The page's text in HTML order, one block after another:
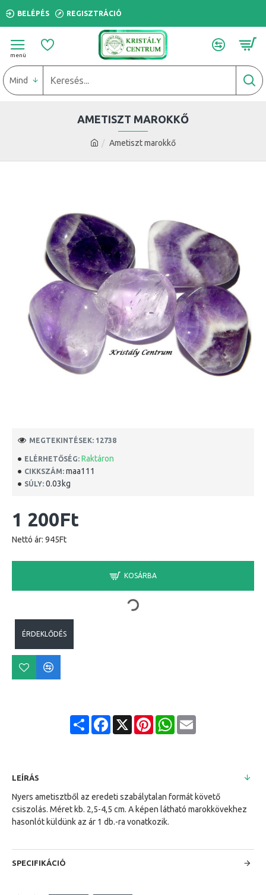
BELÉPÉS REGISZTRÁCIÓ
Mind
Ametiszt marokkő
AMETISZT MAROKKŐ
ELÉRHETŐSÉG: Raktáron
CIKKSZÁM: maa111
SÚLY: 0.03kg
MEGTEKINTÉSEK: 12738
1 200Ft
Nettó ár: 945Ft
KOSÁRBA
ÉRDEKLŐDÉS
ShareFacebook
X PinterestWhatsApp
Email
LEÍRÁS
Nyers ametisztből az eredeti szabálytalan formát követő
csiszolás. Méret kb. 2,5-4,5 cm. A képen látható marokkövekhez
hasonlót küldünk az ár 1 db.-ra vonatkozik.
SPECIFIKÁCIÓ